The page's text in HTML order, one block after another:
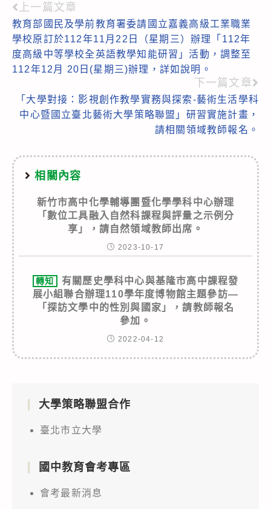
Read
more
articles
上一篇文章
教育部國民及學前教育署委請國立嘉義高級工業職業
學校原訂於112年11月22日（星期三）辦理「112年
度高級中等學校全英語教學知能研習」活動，調整至
112年12月 20日(星期三)辦理，詳如說明。
下一篇文章
「大學對接：影視創作教學實務與探索-藝術生活學科
中心暨國立臺北藝術大學策略聯盟」研習實施計畫，
請相關領域教師報名。
相關內容
新竹市高中化學輔導團暨化學學科中心辦理
「數位工具融入自然科課程與評量之示例分
享」，請自然領域教師出席。
2023-10-17
轉知
有關歷史學科中心與基隆市高中課程發
展小組聯合辦理110學年度博物館主題參訪—
「探訪文學中的性別與國家」，請教師報名
參加。
2022-04-12
大學策略聯盟合作
臺北市立大學
國中教育會考專區
會考最新消息